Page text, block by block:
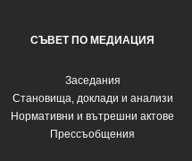
СЪВЕТ ПО МЕДИАЦИЯ
Заседания
Становища, доклади и анализи
Нормативни и вътрешни актове
Прессъобщения